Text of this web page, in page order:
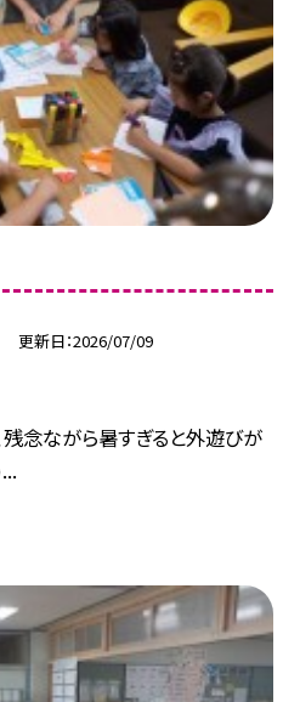
更新日 2026/07/09
残念ながら暑すぎると外遊びが